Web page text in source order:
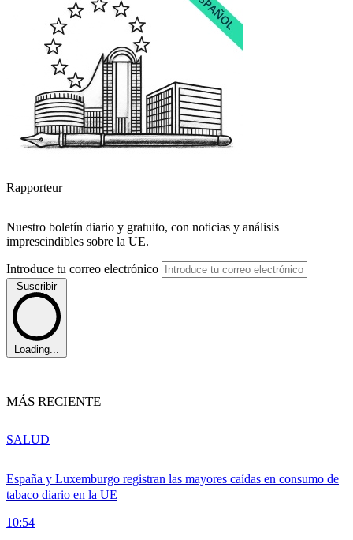
Rapporteur
Nuestro boletín diario y gratuito, con noticias y análisis
imprescindibles sobre la UE.
Introduce tu correo electrónico
Suscribir
Loading...
MÁS RECIENTE
España y Luxemburgo registran las mayores caídas en consumo de
tabaco diario en la UE
10:54
SALUD